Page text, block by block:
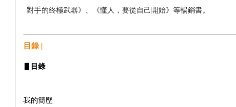
對手的終極武器》、《懂人，要從自己開始》等暢銷書。
目錄 |
▋目錄
我的簡歷